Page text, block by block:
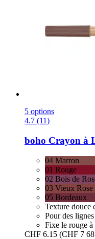
5 options
4.7 (11)
boho Crayon à
04 Marron
01 Rouge
02 Bois de
03 Vieux Rose
05 Bordeaux
Texture douce
Pour des
Fixe le rouge à
CHF 6.15 (CHF 7